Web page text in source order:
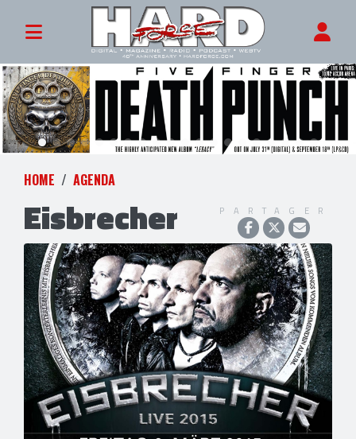
HOME AGENDA
Eisbrecher PARTAGER